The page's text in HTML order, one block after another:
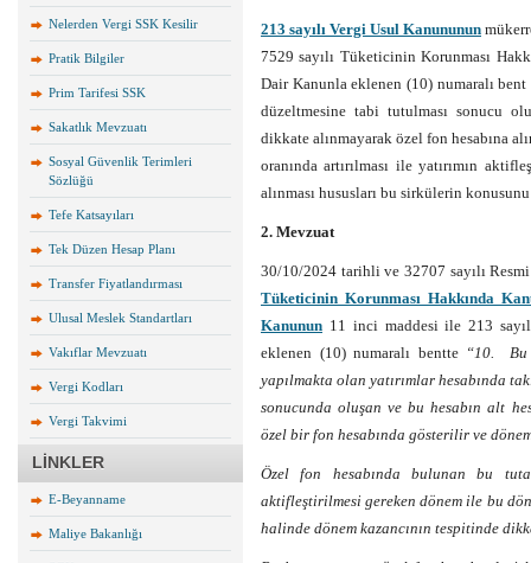
Nelerden Vergi SSK Kesilir
Pratik Bilgiler
Prim Tarifesi SSK
Sakatlık Mevzuatı
Sosyal Güvenlik Terimleri
Sözlüğü
Tefe Katsayıları
Tek Düzen Hesap Planı
Transfer Fiyatlandırması
Ulusal Meslek Standartları
Vakıflar Mevzuatı
Vergi Kodları
Vergi Takvimi
LİNKLER
E-Beyanname
Maliye Bakanlığı
213 sayılı Vergi Usul Kanununun
7529 sayılı Tüketicinin Korunması
Dair Kanunla eklenen (10) numaralı bent
düzeltmesine tabi tutulması sonucu
dikkate alınmayarak özel fon hesabına
oranında artırılması ile yatırımın
alınması hususları bu sirkülerin
2. Mevzuat
30/10/2024 tarihli ve 32707 sayılı
Tüketicinin Korunması Hakkında
Kanunun 11 inci maddesi ile 213
eklenen (10) numaralı bentte “10. Bu
yapılmakta olan yatırımlar hesabında
sonucunda oluşan ve bu hesabın alt
özel bir fon hesabında gösterilir ve
Özel fon hesabında bulunan bu
aktifleştirilmesi gereken dönem ile bu
halinde dönem kazancının tespitinde